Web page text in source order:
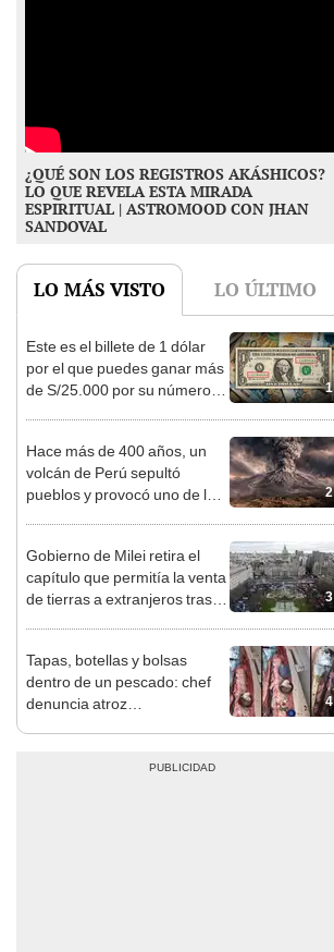
¿QUÉ SON LOS REGISTROS AKÁSHICOS?
LO QUE REVELA ESTA MIRADA
ESPIRITUAL | ASTROMOOD CON JHAN
SANDOVAL
LO MÁS VISTO LO ÚLTIMO
1
Este es el billete de 1 dólar
por el que puedes ganar más
de S/25.000 por su número
2
Hace más de 400 años, un
volcán de Perú sepultó
pueblos y provocó uno de los
3
Gobierno de Milei retira el
capítulo que permitía la venta
de tierras a extranjeros tras el
4
Tapas, botellas y bolsas
dentro de un pescado: chef
denuncia atroz